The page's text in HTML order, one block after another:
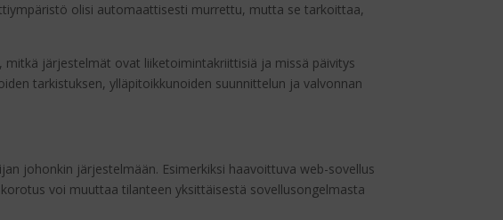
olisi automaattisesti murrettu, mutta se tarkoittaa,
järjestelmät ovat liiketoimintakriittisiä ja missä päivitys
tarkistuksen, ylläpitoikkunoiden suunnittelun ja valvonnan
johonkin järjestelmään. Esimerkiksi haavoittuva web-sovellus
voi muuttaa tilanteen yksittäisestä sovellusongelmasta